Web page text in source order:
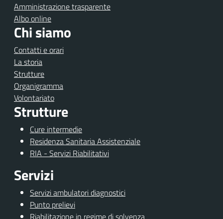
Amministrazione trasparente
Albo online
Chi siamo
Contatti e orari
La storia
Strutture
Organigramma
Volontariato
Strutture
Cure intermedie
Residenza Sanitaria Assistenziale
RIA - Servizi Riabilitativi
Servizi
Servizi ambulatori diagnostici
Punto prelievi
Riabilitazione in regime di solvenza